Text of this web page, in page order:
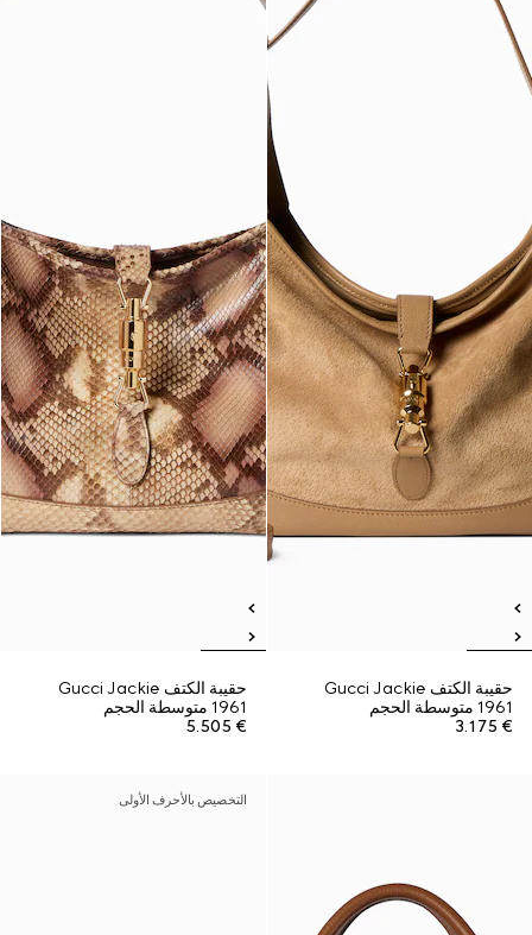
حقيبة الكتف Gucci Jackie
1961 متوسطة الحجم
€ 3.175
حقيبة الكتف Gucci Jackie
1961 متوسطة الحجم
€ 5.505
التخصيص بالأحرف الأولى